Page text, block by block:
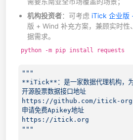
机构投资者：可考虑 iTick 企业版
版 + Wind 补充方案，兼顾实时性
据需求。
python -m pip install requests
开源股票数据接口地址
申请免费Apikey地址